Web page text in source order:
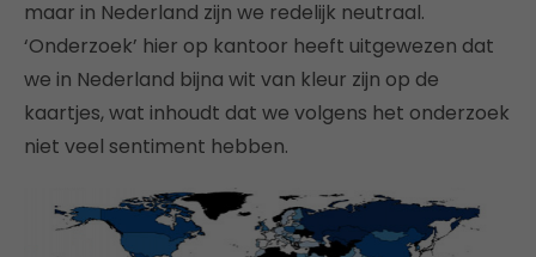
maar in Nederland zijn we redelijk neutraal.
‘Onderzoek’ hier op kantoor heeft uitgewezen dat
we in Nederland bijna wit van kleur zijn op de
kaartjes, wat inhoudt dat we volgens het onderzoek
niet veel sentiment hebben.